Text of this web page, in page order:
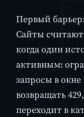
Первый
Сайты
когда один
активным:
запросы в
возвращать
переходит в